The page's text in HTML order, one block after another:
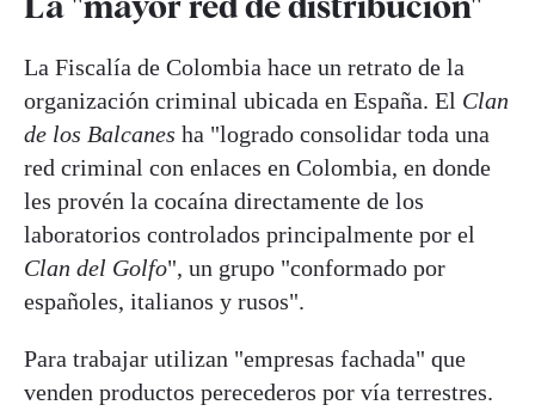
La Fiscalía de Colombia hace un retrato de la
organización criminal ubicada en España. El Clan
de los Balcanes ha "logrado consolidar toda una
red criminal con enlaces en Colombia, en donde
les provén la cocaína directamente de los
laboratorios controlados principalmente por el
Clan del Golfo", un grupo "conformado por
españoles, italianos y rusos".
Para trabajar utilizan "empresas fachada" que
venden productos perecederos por vía terrestres.